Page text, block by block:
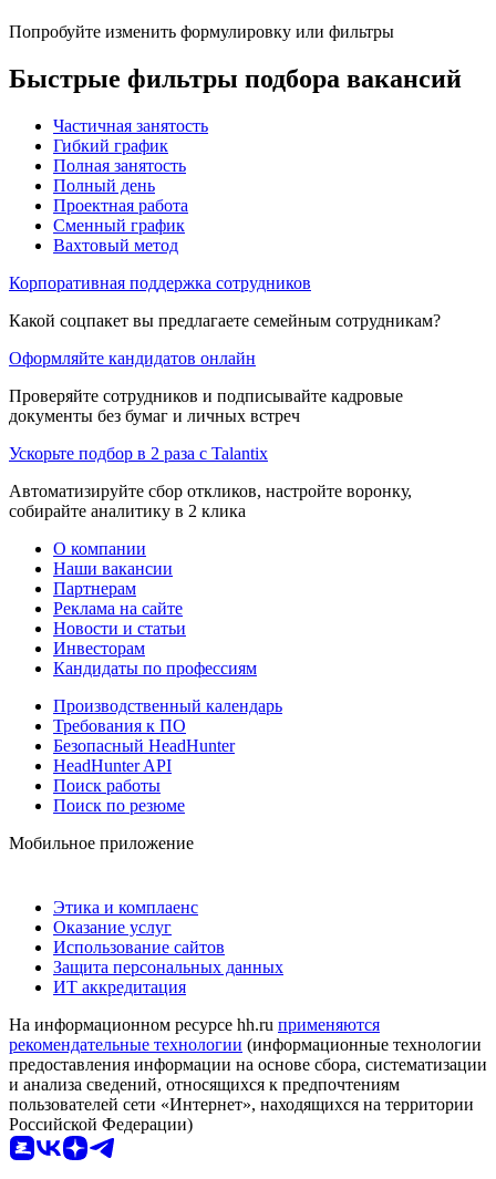
Попробуйте изменить формулировку или фильтры
Быстрые фильтры подбора вакансий
Частичная занятость
Гибкий график
Полная занятость
Полный день
Проектная работа
Сменный график
Вахтовый метод
Корпоративная поддержка сотрудников
Какой соцпакет вы предлагаете семейным сотрудникам?
Оформляйте кандидатов онлайн
Проверяйте сотрудников и подписывайте кадровые
документы без бумаг и личных встреч
Ускорьте подбор в 2 раза с Talantix
Автоматизируйте сбор откликов, настройте воронку,
собирайте аналитику в 2 клика
О компании
Наши вакансии
Партнерам
Реклама на сайте
Новости и статьи
Инвесторам
Кандидаты по профессиям
Производственный календарь
Требования к ПО
Безопасный HeadHunter
HeadHunter API
Поиск работы
Поиск по резюме
Мобильное приложение
Этика и комплаенс
Оказание услуг
Использование сайтов
Защита персональных данных
ИТ аккредитация
На информационном ресурсе hh.ru применяются
рекомендательные технологии (информационные технологии
предоставления информации на основе сбора, систематизации
и анализа сведений, относящихся к предпочтениям
пользователей сети «Интернет», находящихся на территории
Российской Федерации)